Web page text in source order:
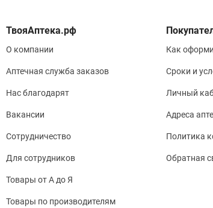
О компании
Аптечная служба заказов
Нас благодарят
Вакансии
Сотрудничество
Для сотрудников
Товары от А до Я
Товары по производителям
Как
Сроки и
Личный
Адреса
Политика
Обратная